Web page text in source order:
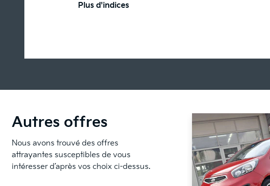
Plus d'indices
Autres offres
Nous avons trouvé des offres
attrayantes susceptibles de vous
intéresser d’après vos choix ci-dessus.